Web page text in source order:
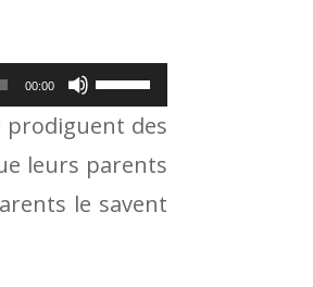
00:00
Utilisez
les
flèches
haut/bas
prodiguent des
leurs parents
le savent